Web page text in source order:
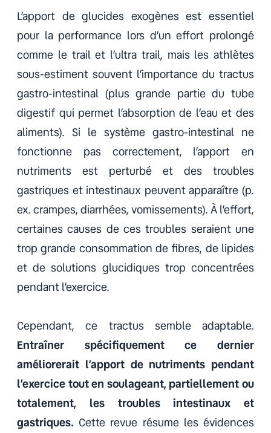
L’apport de glucides exogènes est essentiel
pour la performance lors d’un effort prolongé
comme le trail et l’ultra trail, mais les athlètes
sous-estiment souvent l’importance du tractus
gastro-intestinal (plus grande partie du tube
digestif qui permet l’absorption de l’eau et des
aliments). Si le système gastro-intestinal ne
fonctionne pas correctement, l’apport en
nutriments est perturbé et des troubles
gastriques et intestinaux peuvent apparaître (p.
ex. crampes, diarrhées, vomissements). À l’effort,
certaines causes de ces troubles seraient une
trop grande consommation de fibres, de lipides
et de solutions glucidiques trop concentrées
pendant l’exercice.
Cependant, ce tractus semble adaptable.
Entraîner spécifiquement ce dernier
améliorerait l’apport de nutriments pendant
l’exercice tout en soulageant, partiellement ou
totalement, les troubles intestinaux et
gastriques. Cette revue résume les évidences